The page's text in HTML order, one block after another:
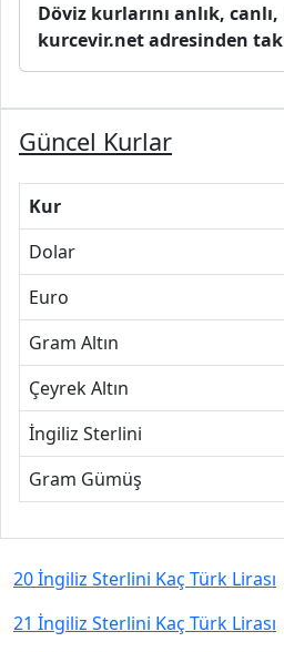
Döviz kurlarını anlık,
kurcevir.net adresinden
Güncel Kurlar
Kur
Dolar
Euro
Gram Altın
Çeyrek Altın
İngiliz Sterlini
Gram Gümüş
20 İngiliz Sterlini Kaç Türk Lirası
21 İngiliz Sterlini Kaç Türk Lirası